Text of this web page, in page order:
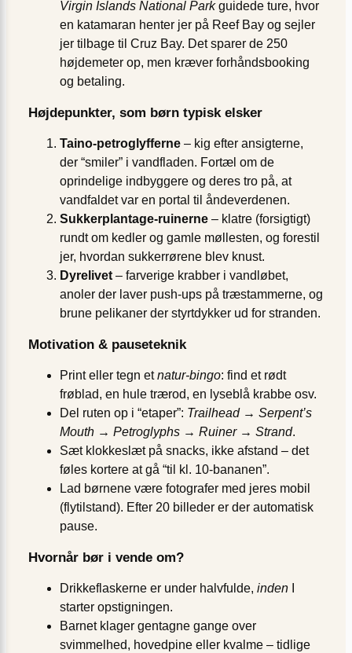
Virgin Islands National Parkguidede ture, hvor
en katamaran henter jer på Reef Bay og sejler
jer tilbage til Cruz Bay. Det sparer de 250
højdemeter op, men kræver forhåndsbooking
og betaling.
Højdepunkter, som børn typisk elsker
Taino-petroglyfferne – kig efter ansigterne,
der “smiler” i vandfladen. Fortæl om de
oprindelige indbyggere og deres tro på, at
vandfaldet var en portal til åndeverdenen.
Sukkerplantage-ruinerne – klatre (forsigtigt)
rundt om kedler og gamle møllesten, og forestil
jer, hvordan sukkerrørene blev knust.
Dyrelivet – farverige krabber i vandløbet,
anoler der laver push-ups på træstammerne, og
brune pelikaner der styrtdykker ud for stranden.
Motivation & pauseteknik
Print eller tegn etnatur-bingo: find et rødt
frøblad, en hule trærod, en lyseblå krabbe osv.
Del ruten op i “etaper”: Trailhead → Serpent’s
Mouth → Petroglyphs → Ruiner → Strand.
Sæt klokkeslæt på snacks, ikke afstand – det
føles kortere at gå “til kl. 10-bananen”.
Lad børnene være fotografer med jeres mobil
(flytilstand). Efter 20 billeder er der automatisk
pause.
Hvornår bør i vende om?
Drikkeflaskerne er under halvfulde, inden
starter opstigningen.
Barnet klager gentagne gange over
svimmelhed, hovedpine eller kvalme – tidlige